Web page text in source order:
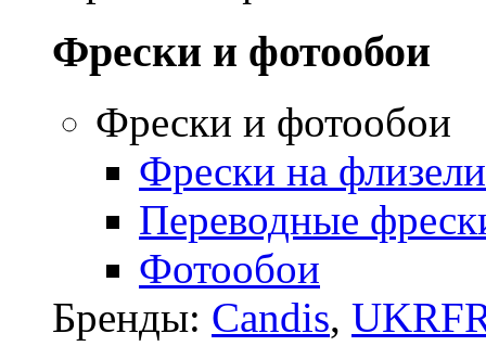
Фрески и фотообои
Фрески и фотообои
Фрески на
Переводные
Фотообои
Бренды: Candis,